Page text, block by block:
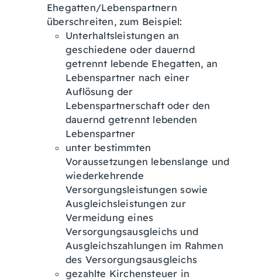
Ehegatten/Lebenspartnern
überschreiten, zum Beispiel:
Unterhaltsleistungen an
geschiedene oder dauernd
getrennt lebende Ehegatten, an
Lebenspartner nach einer
Auflösung der
Lebenspartnerschaft oder den
dauernd getrennt lebenden
Lebenspartner
unter bestimmten
Voraussetzungen lebenslange und
wiederkehrende
Versorgungsleistungen sowie
Ausgleichsleistungen zur
Vermeidung eines
Versorgungsausgleichs und
Ausgleichszahlungen im Rahmen
des Versorgungsausgleichs
gezahlte Kirchensteuer in